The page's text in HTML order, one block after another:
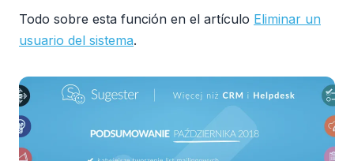
Todo sobre esta función en el artículo Eliminar un
usuario del sistema.